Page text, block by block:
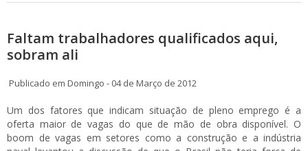
Faltam trabalhadores qualificados aqui,
sobram ali
Publicado em Domingo - 04 de Março de 2012
Um dos fatores que indicam situação de pleno emprego é a
oferta maior de vagas do que de mão de obra disponível. O
boom de vagas em setores como a construção e a indústria